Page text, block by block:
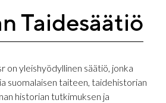
Taidesäätiö
on yleishyödyllinen säätiö, jonka
suomalaisen taiteen, taidehistorian
historian tutkimuksen ja